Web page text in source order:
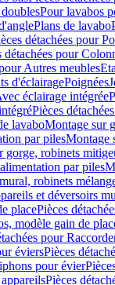
Pour lavabos
Plans de lavabo
détachées pour
détachées pour
Autres meubles
d'éclairagePoignées
éclairage intégrée
Pièces
lavaboMontage sur
par pilesMontage
gorge, robinets
par piles
robinets
et déversoirs
placePièces
modèle gain de
pour
éviersPièces
pour évier
Pièces